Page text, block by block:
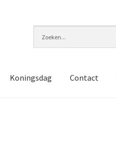
Koningsdag Contact